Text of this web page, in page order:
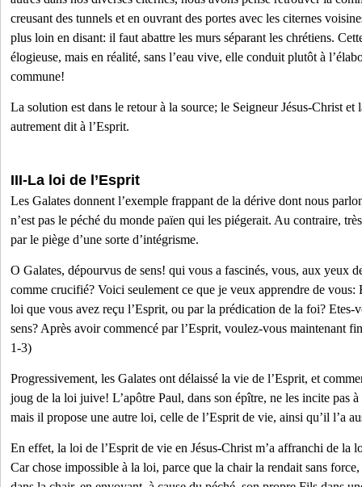
creusant des tunnels et en ouvrant des portes avec les citernes
plus loin en disant: il faut abattre les murs séparant les chrétiens.
élogieuse, mais en réalité, sans l’eau vive, elle conduit plutôt à
commune!
La solution est dans le retour à la source; le Seigneur Jésus-Christ et
autrement dit à l’Esprit.
III-La loi de l’Esprit
Les Galates donnent l’exemple frappant de la dérive dont nous
n’est pas le péché du monde païen qui les piégerait. Au contraire,
par le piège d’une sorte d’intégrisme.
O Galates, dépourvus de sens! qui vous a fascinés, vous, aux yeux
comme crucifié? Voici seulement ce que je veux apprendre de vous:
loi que vous avez reçu l’Esprit, ou par la prédication de la foi? Etes-
sens? Après avoir commencé par l’Esprit, voulez-vous maintenant
1-3)
Progressivement, les Galates ont délaissé la vie de l’Esprit, et
joug de la loi juive! L’apôtre Paul, dans son épître, ne les incite pas
mais il propose une autre loi, celle de l’Esprit de vie, ainsi qu’il l’a
En effet, la loi de l’Esprit de vie en Jésus-Christ m’a affranchi de la
Car chose impossible à la loi, parce que la chair la rendait sans